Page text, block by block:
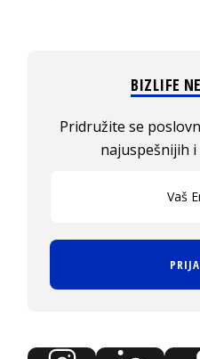
BIZLIFE
Pridružite se
najuspešnijih